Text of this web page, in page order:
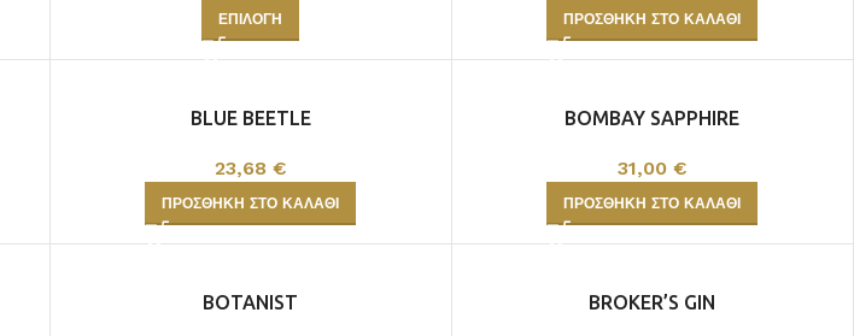
ΕΠΙΛΟΓΉ ΠΡΟΣΘΉΚΗ ΣΤΟ ΚΑΛΆΘΙ
BLUE BEETLE
23,68 €
ΠΡΟΣΘΉΚΗ ΣΤΟ ΚΑΛΆΘΙ
BOMBAY SAPPHIRE
31,00 €
ΠΡΟΣΘΉΚΗ ΣΤΟ ΚΑΛΆΘΙ
BOTANIST BROKER’S GIN